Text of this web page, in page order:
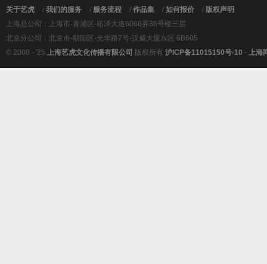
关于艺虎 / 我们的服务 / 服务流程 / 作品集 / 如何报价 / 版权声明
上海总公司：上海市-青浦区-崧泽大道6066弄36号楼三层
北京分公司：北京市-朝阳区-光华路7号-汉威大厦东区 6B605
© 2008 - '25 上海艺虎文化传播有限公司 版权所有 沪ICP备11015150号-10 - 上海